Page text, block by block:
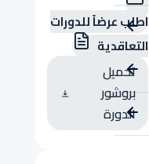
اطلب عرضاً للدورات
التعاقدية
تحميل
بروشور
الدورة